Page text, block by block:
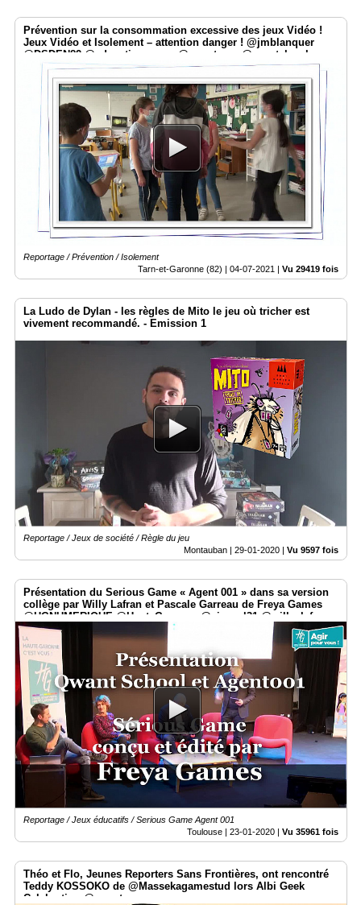
Prévention sur la consommation excessive des jeux Vidéo !
Jeux Vidéo et Isolement – attention danger ! @jmblanquer
@DSDEN82 @education_gouv @smartrezo @assotvlocale
Reportage / Prévention / Isolement
Tarn-et-Garonne (82) | 04-07-2021 | Vu 29419 fois
La Ludo de Dylan - les règles de Mito le jeu où tricher est
vivement recommandé. - Emission 1
Reportage / Jeux de société / Règle du jeu
Montauban | 29-01-2020 Vu 9597 fois
Présentation du Serious Game « Agent 001 » dans sa version
collège par Willy Lafran et Pascale Garreau de Freya Games
@HGNUMERIQUE @HauteGaronne @sicoval31 @willy_lafran
@Freya_Games @SavoirDevenir @Smartrezo
Reportage / Jeux éducatifs / Serious Game Agent 001
Toulouse | 23-01-2020 | Vu 35961 fois
Théo et Flo, Jeunes Reporters Sans Frontières, ont rencontré
Teddy KOSSOKO de @Massekagamestud lors Albi Geek
Celebration @smartrezo